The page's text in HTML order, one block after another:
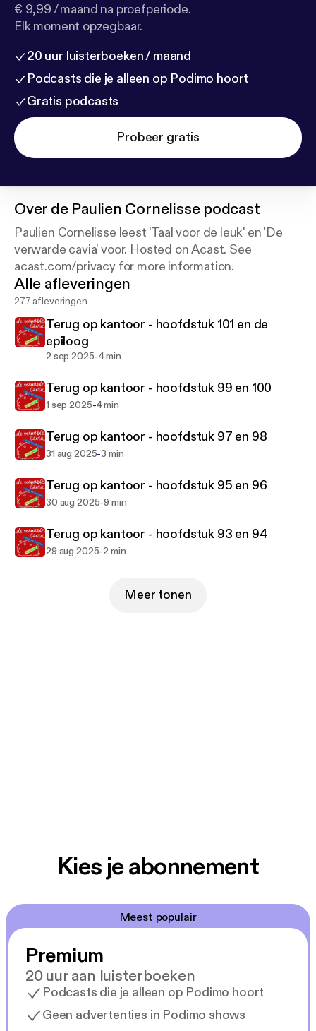
€ 9,99 / maand na proefperiode.
Elk moment opzegbaar.
20 uur luisterboeken / maand
Podcasts die je alleen op Podimo hoort
Gratis podcasts
Probeer gratis
Over de Paulien Cornelisse podcast
Paulien Cornelisse leest 'Taal voor de leuk' en 'De
verwarde cavia' voor. Hosted on Acast. See
acast.com/privacy for more information.
Alle afleveringen
277 afleveringen
Terug op kantoor - hoofdstuk 101 en de
epiloog
2 sep 2025-4 min
Terug op kantoor - hoofdstuk 99 en 100
1 sep 2025-4 min
Terug op kantoor - hoofdstuk 97 en 98
31 aug 2025-3 min
Terug op kantoor - hoofdstuk 95 en 96
30 aug 2025-9 min
Terug op kantoor - hoofdstuk 93 en 94
29 aug 2025-2 min
Meer tonen
Kies je abonnement
Meest populair
Premium
20 uur aan luisterboeken
Podcasts die je alleen op Podimo hoort
Geen advertenties in Podimo shows